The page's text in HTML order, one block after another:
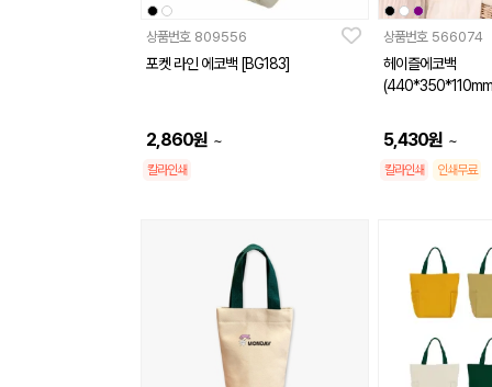
상품번호 809556
포켓 라인 에코백 [BG183]
2,860원 ~
칼라인쇄
상품번호 566074
헤이즐에코백
5,430원 ~
칼라인쇄 인쇄무료